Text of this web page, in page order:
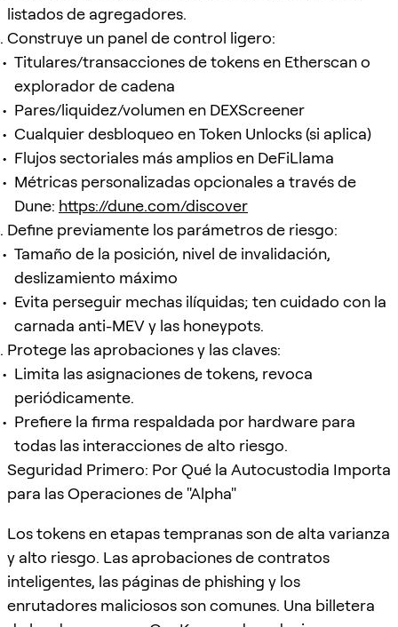
listados de agregadores.
Construye un panel de control ligero:
Titulares/transacciones de tokens en Etherscan o
explorador de cadena
Pares/liquidez/volumen en DEXScreener
Cualquier desbloqueo en Token Unlocks (si aplica)
Flujos sectoriales más amplios en DeFiLlama
Métricas personalizadas opcionales a través de
Dune: https://dune.com/discover
Define previamente los parámetros de riesgo:
Tamaño de la posición, nivel de invalidación,
deslizamiento máximo
Evita perseguir mechas ilíquidas; ten cuidado con la
carnada anti-MEV y las honeypots.
Protege las aprobaciones y las claves:
Limita las asignaciones de tokens, revoca
periódicamente.
Prefiere la firma respaldada por hardware para
todas las interacciones de alto riesgo.
Seguridad Primero: Por Qué la Autocustodia Importa
para las Operaciones de "Alpha"
Los tokens en etapas tempranas son de alta varianza
y alto riesgo. Las aprobaciones de contratos
inteligentes, las páginas de phishing y los
enrutadores maliciosos son comunes. Una billetera